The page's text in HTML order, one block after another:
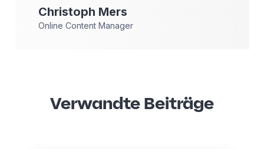
Christoph Mers
Online Content Manager
Verwandte Beiträge